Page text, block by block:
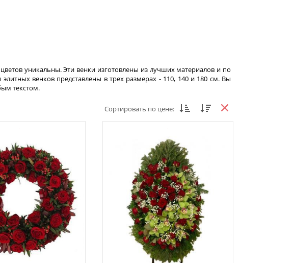
уникальны. Эти венки изготовлены из лучших материалов и по
венков представлены в трех размерах - 110, 140 и 180 см. Вы
текстом.
Сортировать по цене: